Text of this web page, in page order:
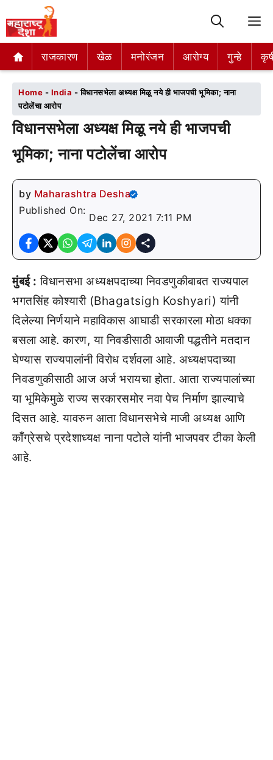
राजकारण खेळ मनोरंजन आरोग्य गुन्हे
राजकारण खेळ मनोरंजन आरोग्य गुन्हे
Home - India -विधानसभेला अध्यक्ष मिळू नये ही भाजपची भूमिका; नाना
पटोलेंचा आरोप
विधानसभेला अध्यक्ष मिळू नये ही भाजपची
भूमिका; नाना पटोलेंचा आरोप
by Maharashtra Desha
Published On:
Dec 27, 2021 7:11 PM
मुंबई : विधानसभा अध्यक्षपदाच्या निवडणुकीबाबत राज्यपाल
भगतसिंह कोश्यारी (Bhagatsigh Koshyari) यांनी
दिलेल्या निर्णयाने महाविकास आघाडी सरकारला मोठा धक्का
बसला आहे. कारण, या निवडीसाठी आवाजी पद्धतीने मतदान
घेण्यास राज्यपालांनी विरोध दर्शवला आहे. अध्यक्षपदाच्या
निवडणुकीसाठी आज अर्ज भरायचा होता. आता राज्यपालांच्या
या भूमिकेमुळे राज्य सरकारसमोर नवा पेच निर्माण झाल्याचे
दिसत आहे. यावरुन आता विधानसभेचे माजी अध्यक्ष आणि
काँग्रेसचे प्रदेशाध्यक्ष नाना पटोले यांनी भाजपवर टीका केली
आहे.